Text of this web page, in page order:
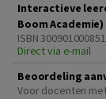
Interactieve
Boom Academie)
ISBN
Direct via e-mail
Beoordeling
Voor docenten